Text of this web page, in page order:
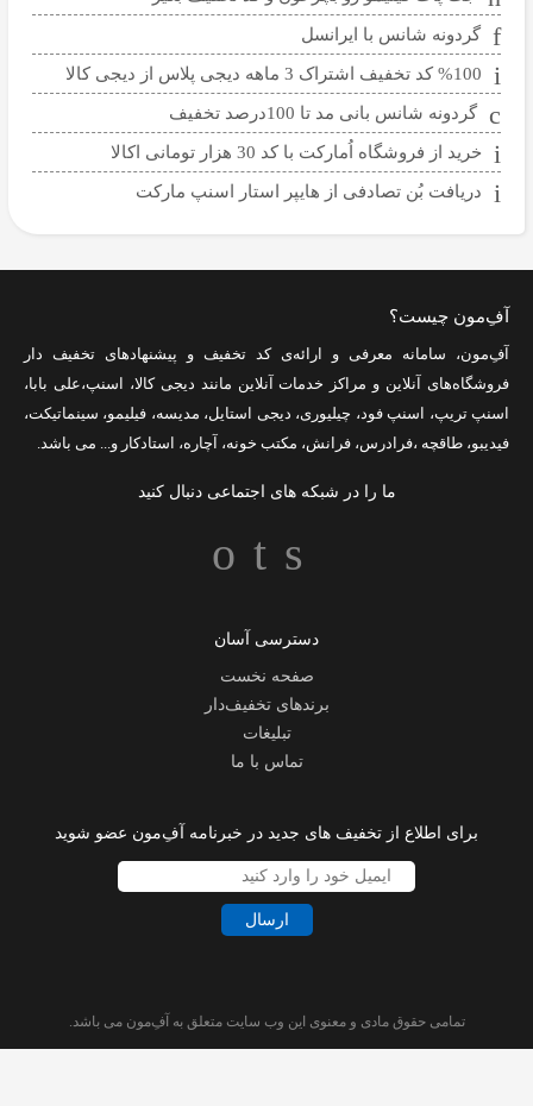
گردونه شانس با ایرانسل
%100 کد تخفیف اشتراک 3 ماهه دیجی پلاس از دیجی کالا
گردونه شانس بانی مد تا 100درصد تخفیف
خرید از فروشگاه اُمارکت با کد 30 هزار تومانی اکالا
دریافت بُن تصادفی از هایپر استار اسنپ مارکت
آفِ‌مون چیست؟
آفِ‌مون، سامانه معرفی و ارائه‌یکد تخفیف و پیشنهادهای تخفیف دار
فروشگاه‌های آنلاین و مراکز خدمات آنلاین مانند دیجی کالا، اسنپ،علی بابا،
اسنپ تریپ، اسنپ فود، چیلیوری، دیجی استایل، مدیسه، فیلیمو، سینماتیکت،
فیدیبو، طاقچه ،فرادرس، فرانش، مکتب خونه، آچاره، استادکار و... می باشد.
ما را در شبکه های اجتماعی دنبال کنید
دسترسی آسان
صفحه نخست
برندهای تخفیف‌دار
تبلیغات
تماس با ما
برای اطلاع از تخفیف های جدید در خبرنامه آفِ‌مون عضو شوید
ارسال
تمامی حقوق مادی و معنوی این وب سایت متعلق به آفِ‌مون می باشد.